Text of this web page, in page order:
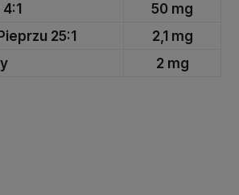
50 mg
25:1
2,1 mg
2 mg